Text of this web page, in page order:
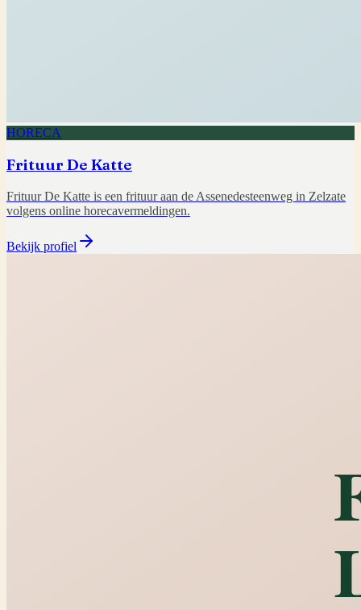
HORECA
Frituur De Katte
Frituur De Katte is een frituur aan de Assenedesteenweg in Zelzate
volgens online horecavermeldingen.
Bekijk profiel